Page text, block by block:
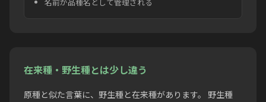
在来種・野生種とは少し違う
原種と似た言葉に、野生種と在来種があります。 野生種